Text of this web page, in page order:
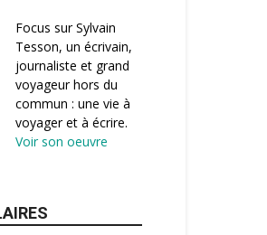
Focus sur Sylvain
Tesson, un écrivain,
journaliste et grand
voyageur hors du
commun : une vie à
voyager et à écrire.
Voir son oeuvre